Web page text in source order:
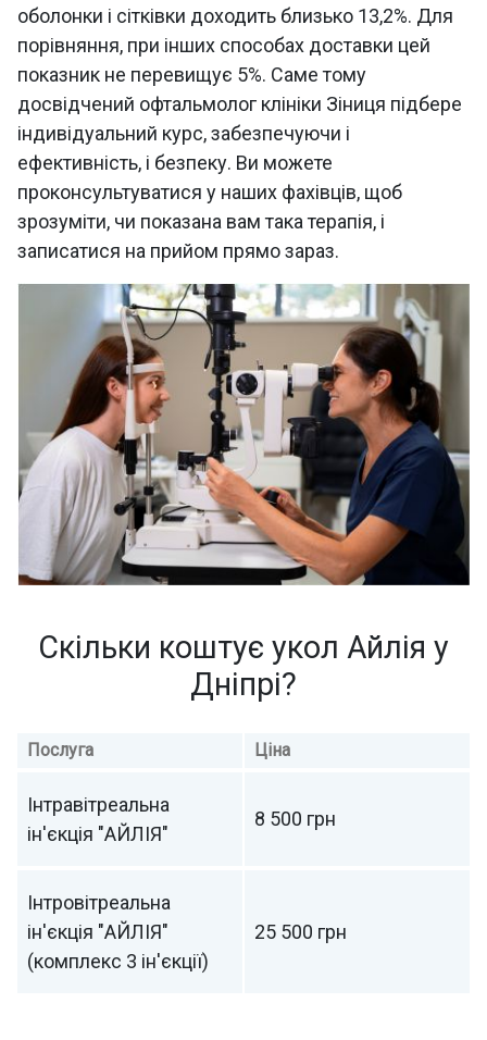
оболонки і сітківки доходить близько 13,2%. Для
порівняння, при інших способах доставки цей
показник не перевищує 5%. Саме тому
досвідчений офтальмолог клініки Зіниця підбере
індивідуальний курс, забезпечуючи і
ефективність, і безпеку. Ви можете
проконсультуватися у наших фахівців, щоб
зрозуміти, чи показана вам така терапія, і
записатися на прийом прямо зараз.
Скільки коштує укол Айлія у
Дніпрі?
Послуга Ціна
Інтравітреальна
ін'єкція "АЙЛІЯ"
8 500 грн
Інтровітреальна
ін'єкція "АЙЛІЯ"
(комплекс 3 ін'єкції)
25 500 грн